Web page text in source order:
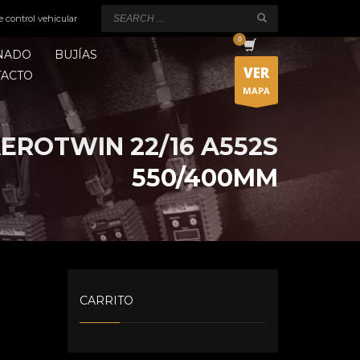
control vehicular
BUJÍAS
VER
MAPA
22/16 A552S
550/400MM
CARRITO